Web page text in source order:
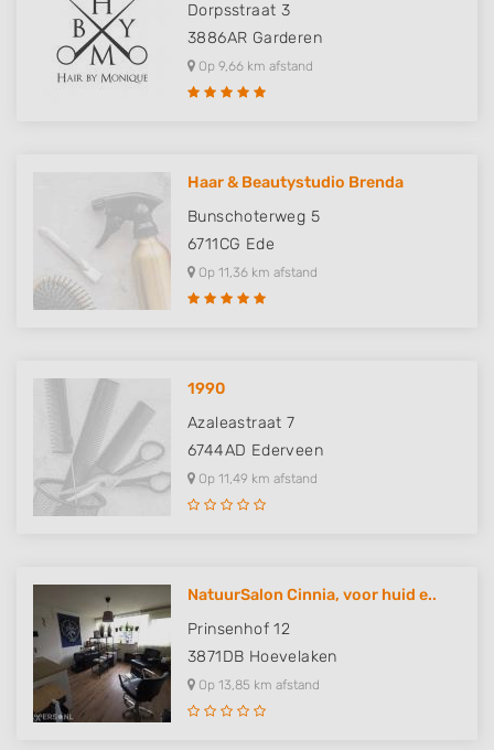
Dorpsstraat 3
3886AR Garderen
Op 9,66 km afstand
Haar & Beautystudio Brenda
Bunschoterweg 5
6711CG Ede
Op 11,36 km afstand
1990
Azaleastraat 7
6744AD Ederveen
Op 11,49 km afstand
NatuurSalon Cinnia, voor huid e..
Prinsenhof 12
3871DB Hoevelaken
Op 13,85 km afstand